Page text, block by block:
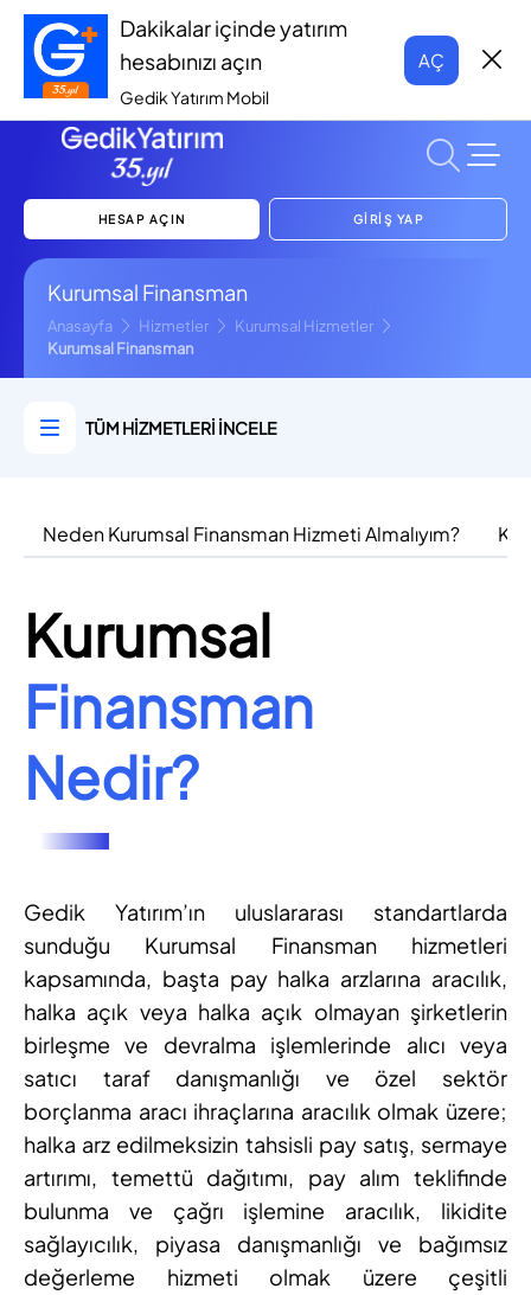
Dakikalar içinde yatırım
hesabınızı açın
Gedik Yatırım Mobil
AÇ
HESAP AÇIN GİRİŞ YAP
Kurumsal Finansman
Anasayfa Hizmetler
Kurumsal Hizmetler
Kurumsal Finansman
TÜM HİZMETLERİ İNCELE
Neden Kurumsal Finansman Hizmeti Almalıyım?
Kurumsal
Finansman
Nedir?
Gedik Yatırım’ın uluslararası standartlarda
sunduğu Kurumsal Finansman hizmetleri
kapsamında, başta pay halka arzlarına aracılık,
halka açık veya halka açık olmayan şirketlerin
birleşme ve devralma işlemlerinde alıcı veya
satıcı taraf danışmanlığı ve özel sektör
borçlanma aracı ihraçlarına aracılık olmak üzere;
halka arz edilmeksizin tahsisli pay satış, sermaye
artırımı, temettü dağıtımı, pay alım teklifinde
bulunma ve çağrı işlemine aracılık, likidite
sağlayıcılık, piyasa danışmanlığı ve bağımsız
değerleme hizmeti olmak üzere çeşitli